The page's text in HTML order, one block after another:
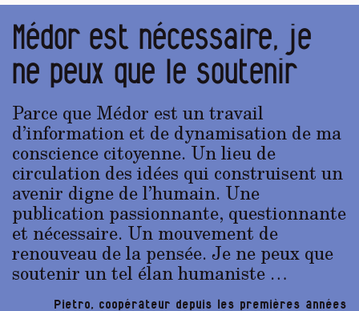
Médor est nécessaire, je
ne peux que le soutenir
Parce que Médor est un travail
d’information et de dynamisation de ma
conscience citoyenne. Un lieu de
circulation des idées qui construisent un
avenir digne de l’humain. Une
publication passionnante, questionnante
et nécessaire. Un mouvement de
renouveau de la pensée. Je ne peux que
soutenir un tel élan humaniste …
Pietro, coopérateur depuis les premières années